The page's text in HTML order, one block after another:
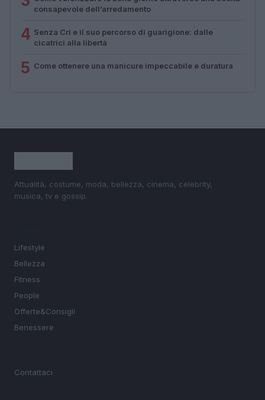
consapevole dell’arredamento
4 Senza Cri e il suo percorso di guarigione: dalle
cicatrici alla libertà
5 Come ottenere una manicure impeccabile e duratura
Attualità, costume, moda, bellezza, cinema, celebrity,
musica, tv e gossip.
Lifestyle
Bellezza
Fitness
People
Offerte&Consigli
Benessere
Contattaci